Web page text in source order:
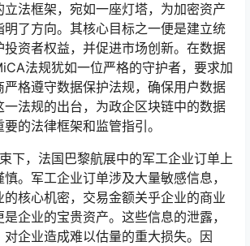
立法框架，宛如一座灯塔，为加密资产
了方向。其核心目标之一便是建立统
资者权益，并促进市场创新。在数据
法规犹如一位严格的守护者，要求加
严格遵守数据保护法规，确保用户数据
一法规的出台，为政企区块链中的数据
的法律框架和监管指引。
下，法国巴黎航展中的军工企业订单上
。军工企业订单涉及大量敏感信息，
核心机密，交易金额关乎企业的商业
企业的宝贵资产。这些信息的泄露，
企业造成难以估量的重大损失。因